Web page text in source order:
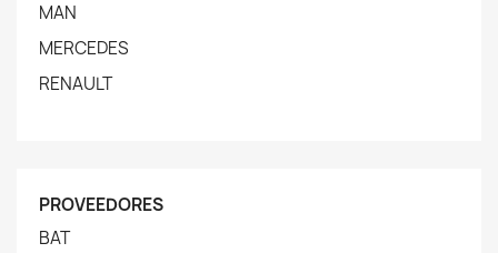
MAN
MERCEDES
RENAULT
PROVEEDORES
BAT